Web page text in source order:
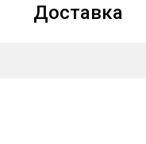
Доставка